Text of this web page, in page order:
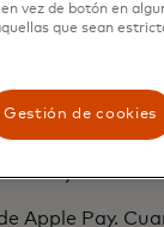
lateral y
un pago sin
Face ID, Touch
seguridad
los
y muchos
Apple Pay.
vez de botón en
que sean
Gestión de cookies